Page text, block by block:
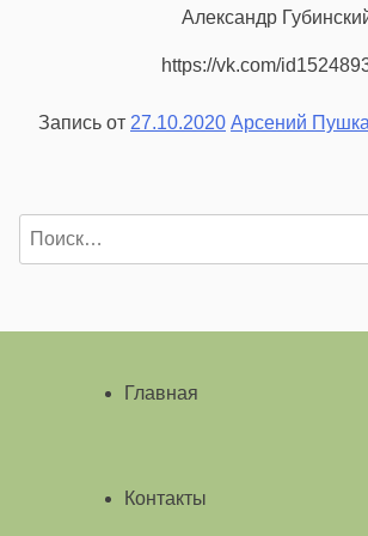
Александр
https://vk.com/
Запись от 27.10.2020 Арсений
Найти:
Главная
Контакты